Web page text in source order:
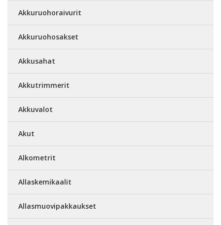
Akkuruohoraivurit
Akkuruohosakset
Akkusahat
Akkutrimmerit
Akkuvalot
Akut
Alkometrit
Allaskemikaalit
Allasmuovipakkaukset